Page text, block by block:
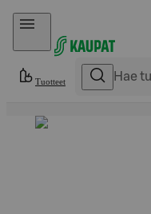
Hyppää sisältöön
Tuotteet